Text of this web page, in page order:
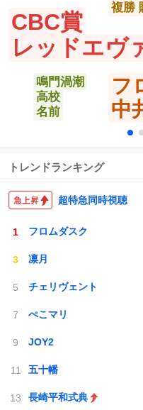
CBC賞
レッドエヴ
フ
中
複勝
鳴門渦潮
高校
名前
トレンドランキング
超特急同時視聴
フロムダスク
凛月
チェリヴェント
ぺこマリ
JOY2
五十幡
長崎平和式典